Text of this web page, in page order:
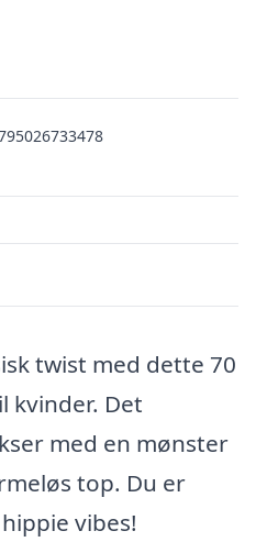
twist med dette 70
kvinder. Det
med en mønster
top. Du er
vibes!